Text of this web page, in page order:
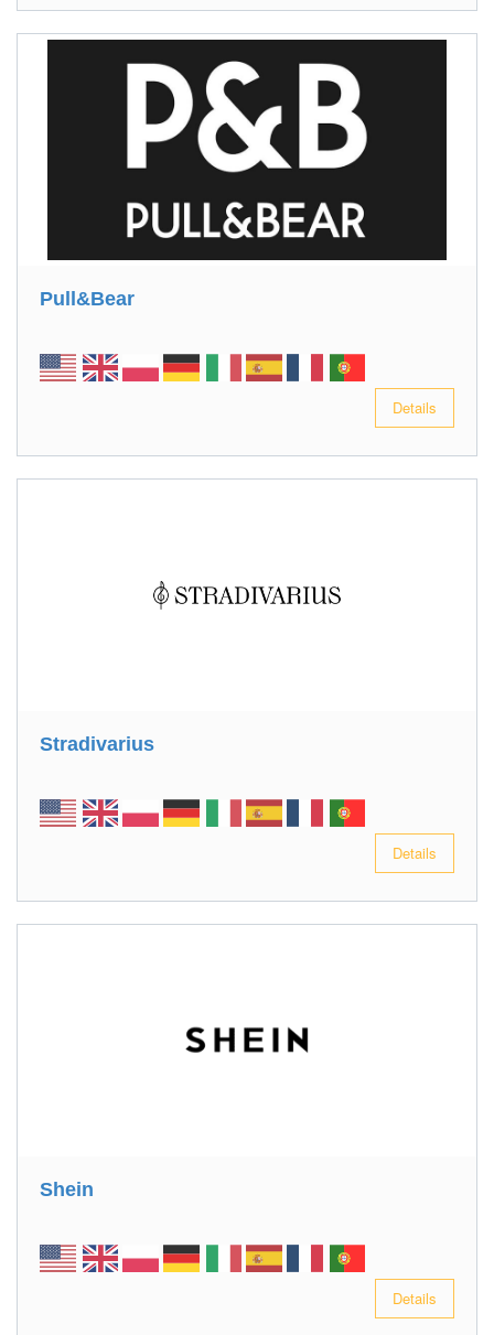
Pull&Bear
Details
Stradivarius
Details
Shein
Details